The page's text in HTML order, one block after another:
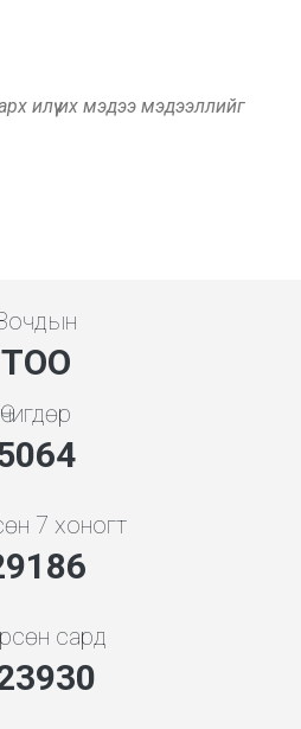
илүү их мэдээ мэдээллийг
ТОО
Өчигдөр
7 хоногт
сард